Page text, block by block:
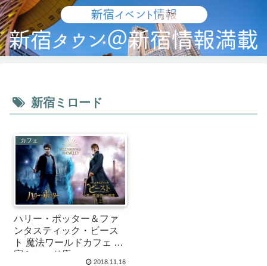
新宿ミロード
カフェ
ハリー・ポッター＆ファ
ンタスティック・ビース
ト 魔法ワールドカフェ 新
宿ミロード店
2018.11.16